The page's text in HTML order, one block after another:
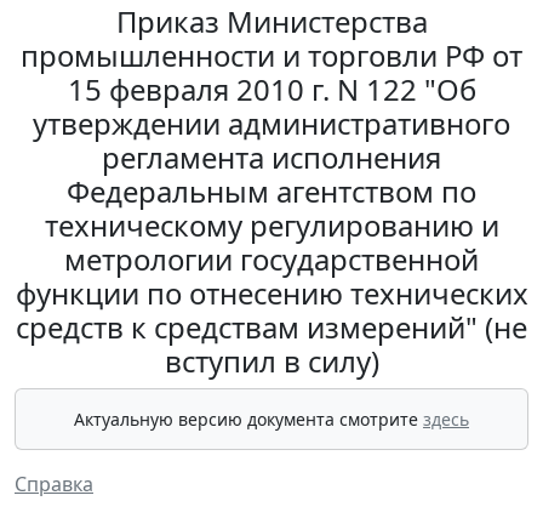
Приказ Министерства
промышленности и торговли РФ от
15 февраля 2010 г. N 122 "Об
утверждении административного
регламента исполнения
Федеральным агентством по
техническому регулированию и
метрологии государственной
функции по отнесению технических
средств к средствам измерений" (не
вступил в силу)
Актуальную версию документа смотрите здесь
Справка